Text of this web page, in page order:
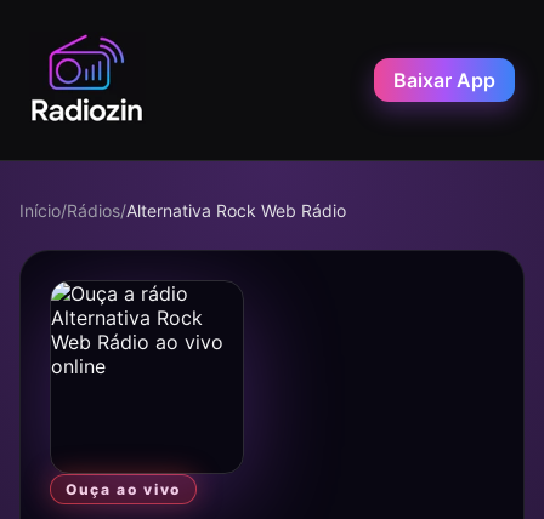
Baixar App
Início/Rádios/Alternativa Rock Web Rádio
Ouça ao vivo